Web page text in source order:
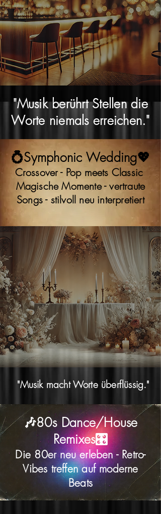
"Musik berührt Stellen die
Worte niemals erreichen."
💍Symphonic Wedding💖
Crossover - Pop meets Classic
Magische Momente - vertraute
Songs - stilvoll neu interpretiert
"Musik macht Worte überflüssig."
🎶80s Dance/House
Remixes🎛️
​Die 80er neu erleben - Retro-
Vibes treffen auf moderne
Beats